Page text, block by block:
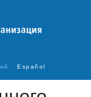
Español ‎